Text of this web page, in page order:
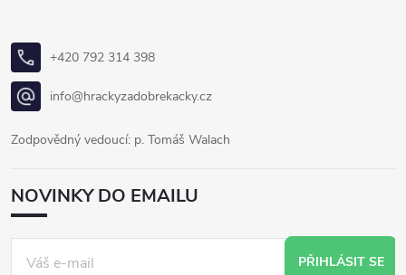
+420 792 314 398
info@hrackyzadobrekacky.cz
Zodpovědný vedoucí: p. Tomáš Walach
NOVINKY DO EMAILU
PŘIHLÁSIT SE